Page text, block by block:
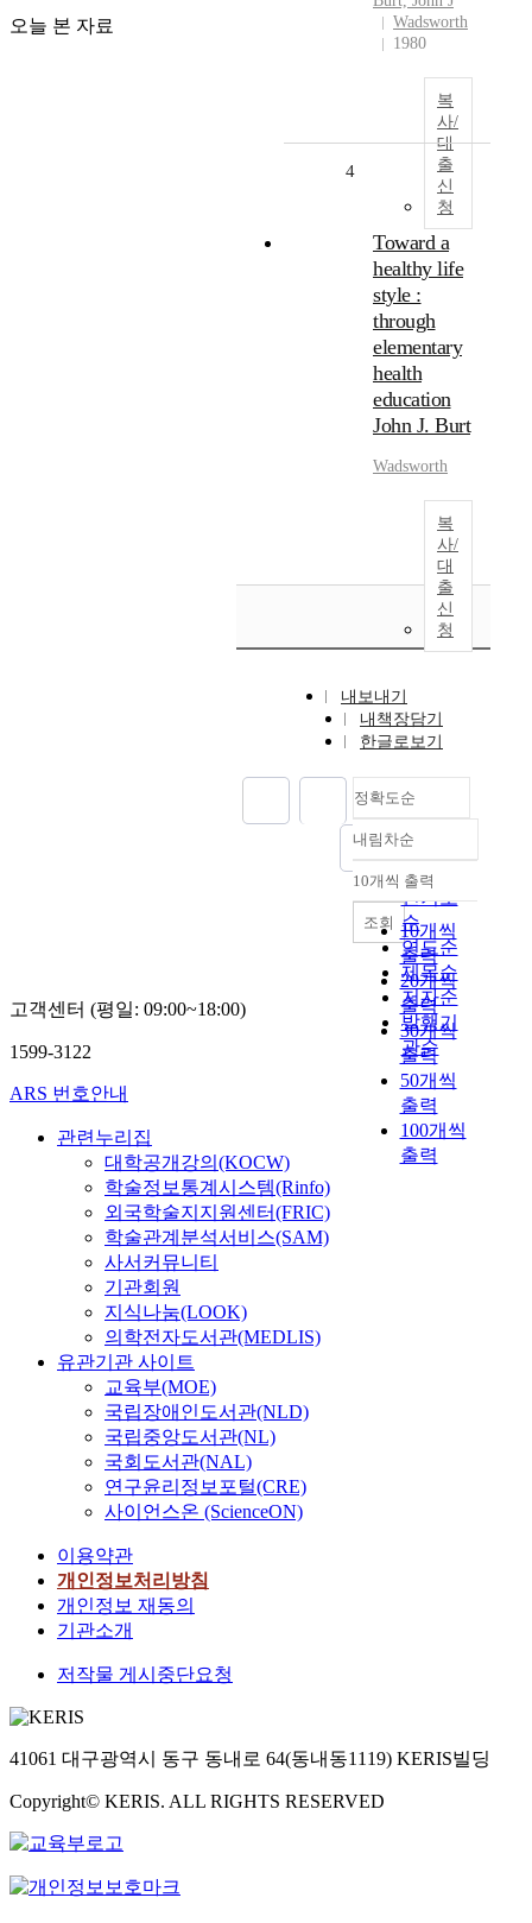
오늘 본 자료
Wadsworth
1980
복
사/
대
출
신
청
4
Toward a
healthy life
style :
through
elementary
health
education
John J. Burt
Wadsworth
복
사/
대
출
신
청
내보내기
내책장담기
한글로보기
정확도순
정확도
순
인기도
순
연도순
제목순
저자순
발행기
관순
내림차순
내림차순
10개씩 출력
10개씩
출력
20개씩
출력
30개씩
출력
50개씩
출력
100개씩
출력
조회
고객센터 (평일: 09:00~18:00)
1599-3122
ARS 번호안내
관련누리집
대학공개강의(KOCW)
학술정보통계시스템(Rinfo)
외국학술지지원센터(FRIC)
학술관계분석서비스(SAM)
사서커뮤니티
기관회원
지식나눔(LOOK)
의학전자도서관(MEDLIS)
유관기관 사이트
교육부(MOE)
국립장애인도서관(NLD)
국립중앙도서관(NL)
국회도서관(NAL)
연구윤리정보포털(CRE)
사이언스온 (ScienceON)
이용약관
개인정보처리방침
개인정보 재동의
기관소개
저작물 게시중단요청
41061 대구광역시 동구 동내로 64(동내동1119) KERIS빌딩
Copyright© KERIS. ALL RIGHTS RESERVED